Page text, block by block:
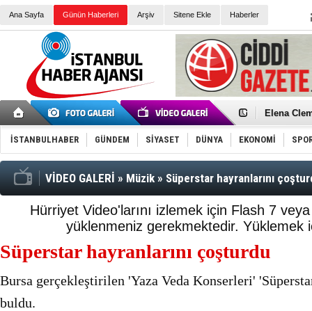
Ana Sayfa Günün Haberleri Arşiv Sitene Ekle Haberler
Elena
Düşük
Türk
Töreninde
İkinci El
Guguk
Sneaker
Erkek
Yeri
Ceza
Kayyum
Kemal
'Kurultay
İtalyan
İSTANBULHABER GÜNDEM SİYASET DÜNYA EKONOMİ
VİDEO GALERİ » Müzik » Süperstar hayranlarını
Hürriyet Video'larını izlemek için Flash 7
yüklenmeniz gerekmektedir. Yüklemek
Süperstar hayranlarını çoşturdu
Bursa gerçekleştirilen 'Yaza Veda Konserleri'
buldu.